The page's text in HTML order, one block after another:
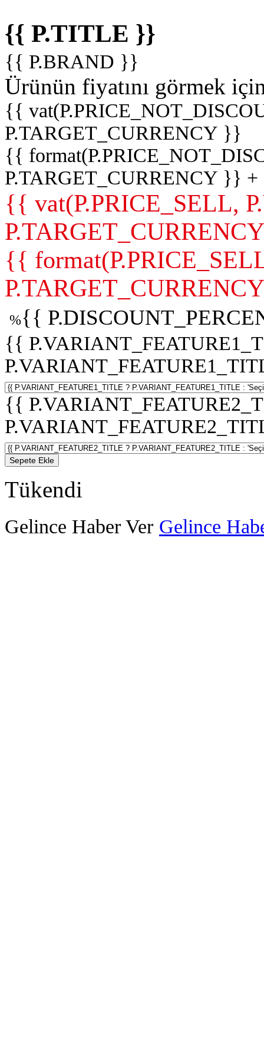
{{ P.TITLE }}
{{ P.BRAND }}
Ürünün fiyatını görmek
{{
P.TARGET_CURRENCY }}
{{
P.TARGET_CURRENCY }}
{{ vat(P.PRICE_SELL,
{{
%{{
{{
{{
Sepete Ekle
Tükendi
Gelince Haber Ver Gelince